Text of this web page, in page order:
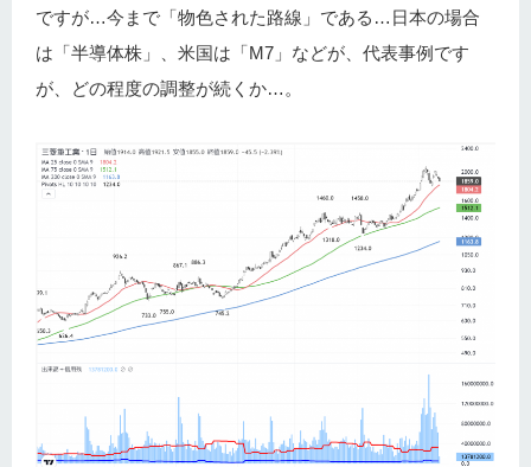
ですが…今まで「物色された路線」である…日本の場合
は「半導体株」、米国は「M7」などが、代表事例です
が、どの程度の調整が続くか…。